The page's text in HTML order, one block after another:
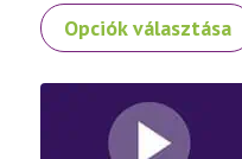
Opciók választása
Ennek
a
variációja